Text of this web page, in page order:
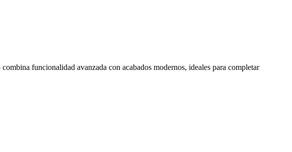
funcionalidad avanzada con acabados modernos, ideales para completar